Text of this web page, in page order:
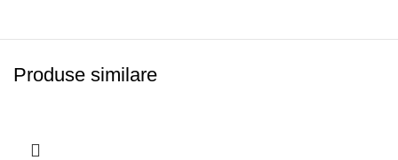
Produse similare